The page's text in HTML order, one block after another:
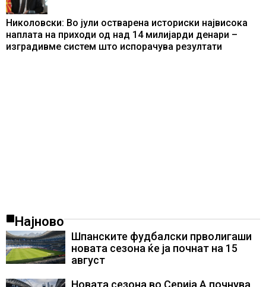
Николовски: Во јули остварена историски највисока
наплата на приходи од над 14 милијарди денари –
изградивме систем што испорачува резултати
Најново
Шпанските фудбалски прволигаши
новата сезона ќе ја почнат на 15
август
Новата сезона во Серија А почнува